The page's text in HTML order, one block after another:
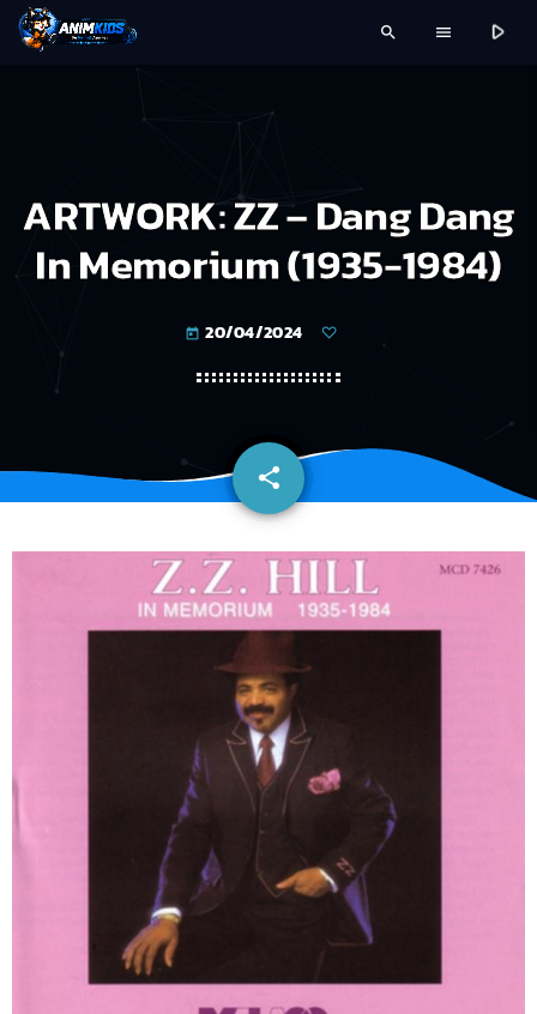
search menu play_arrow
ARTWORK: ZZ – Dang Dang
In Memorium (1935-1984)
today 20/04/2024
share
email